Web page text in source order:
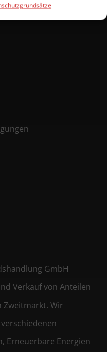
GmbH
Verkauf von Anteilen
Zweitmarkt. Wir
Erneuerbare Energien